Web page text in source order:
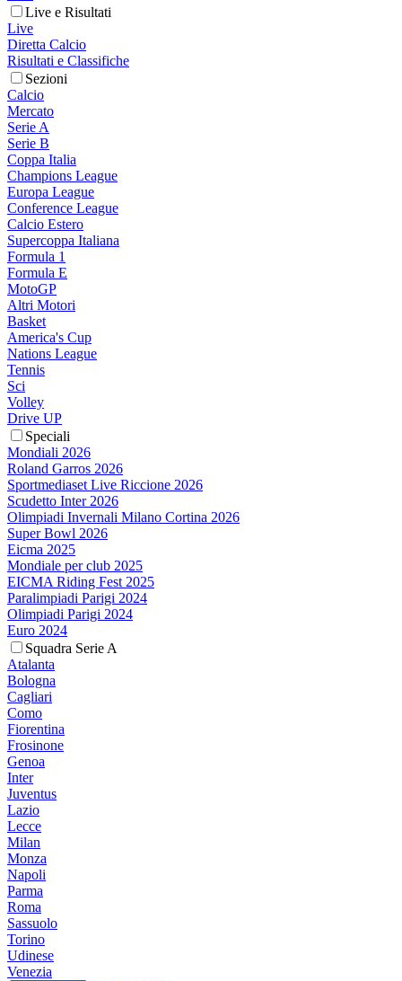
Live e Risultati
Live
Diretta Calcio
Risultati e Classifiche
Sezioni
Calcio
Mercato
Serie A
Serie B
Coppa Italia
Champions League
Europa League
Conference League
Calcio Estero
Supercoppa Italiana
Formula 1
Formula E
MotoGP
Altri Motori
Basket
America's Cup
Nations League
Tennis
Sci
Volley
Drive UP
Speciali
Mondiali 2026
Roland Garros 2026
Sportmediaset Live Riccione 2026
Scudetto Inter 2026
Olimpiadi Invernali Milano Cortina 2026
Super Bowl 2026
Eicma 2025
Mondiale per club 2025
EICMA Riding Fest 2025
Paralimpiadi Parigi 2024
Olimpiadi Parigi 2024
Euro 2024
Squadra Serie A
Atalanta
Bologna
Cagliari
Como
Fiorentina
Frosinone
Genoa
Inter
Juventus
Lazio
Lecce
Milan
Monza
Napoli
Parma
Roma
Sassuolo
Torino
Udinese
Venezia